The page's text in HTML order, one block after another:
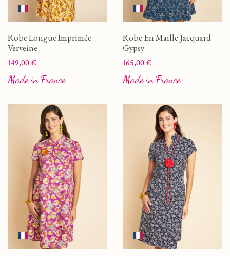
Robe Longue Imprimée
Verveine
Prix
149,00 €
Made in France
Robe En Maille Jacquard
Gypsy
Prix
165,00 €
Made in France